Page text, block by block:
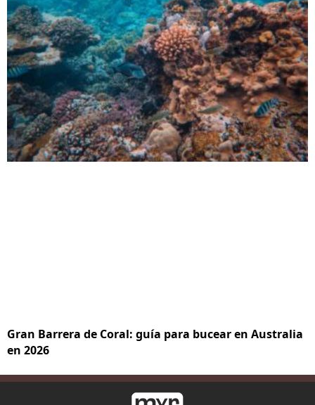
Gran Barrera de Coral: guía para bucear en Australia
en 2026